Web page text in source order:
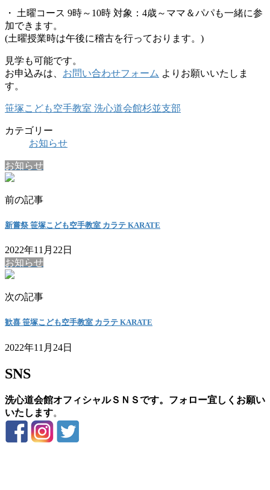
・ 土曜コース 9時～10時 対象：4歳～ママ＆パパも一緒に参
加できます。
(土曜授業時は午後に稽古を行っております。)
見学も可能です。
お申込みは、 お問い合わせフォーム よりお願いいたしま
す。
笹塚こども空手教室 洗心道会館杉並支部
カテゴリー
お知らせ
お知らせ
前の記事
新嘗祭 笹塚こども空手教室 カラテ KARATE
2022年11月22日
お知らせ
次の記事
歓喜 笹塚こども空手教室 カラテ KARATE
2022年11月24日
SNS
洗心道会館オフィシャルＳＮＳです。フォロー宜しくお願い
いたします。